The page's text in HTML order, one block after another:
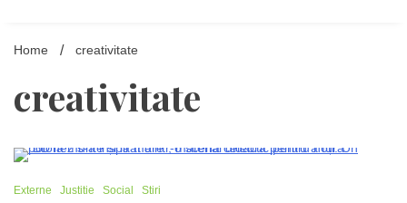
Home creativitate
creativitate
Externe
Justitie Social Stiri